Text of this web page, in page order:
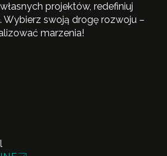
projektów, redefiniuj
Wybierz swoją drogę rozwoju –
marzenia!